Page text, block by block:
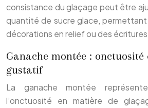
consistance du glaçage peut être
quantité de sucre glace, permettant
décorations en relief ou des
Ganache montée :
gustatif
La ganache montée
l’onctuosité en matière de